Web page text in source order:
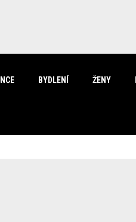
BYDLENÍ ŽENY